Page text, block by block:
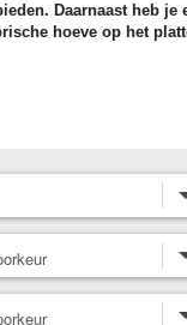
Daarnaast heb
hoeve op het